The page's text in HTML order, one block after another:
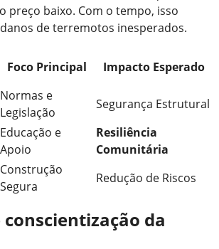
preço baixo. Com o tempo, isso
de terremotos inesperados.
Foco Principal Impacto Esperado
Normas e
Legislação
Segurança Estrutural
Educação e
Apoio
Resiliência
Comunitária
Construção
Segura
Redução de Riscos
conscientização da